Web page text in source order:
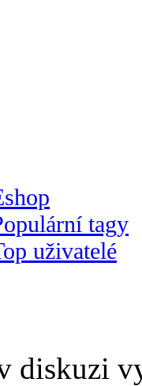
tagy
uživatelé
diskuzi